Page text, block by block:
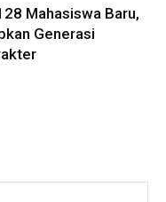
Mahasiswa Baru,
Generasi